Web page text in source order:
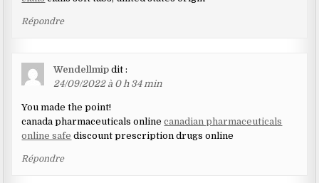
Répondre
Wendellmip dit :
24/09/2022 à 0 h 34 min
You made the point!
canada pharmaceuticals onlinecanadian pharmaceuticals
online safe discount prescription drugs online
Répondre